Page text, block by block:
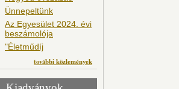
Ünnepeltünk
Az Egyesület 2024. évi
beszámolója
"Életműdíj
további közlemények